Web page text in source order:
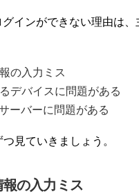
グインができない理由は
の入力ミス
デバイスに問題がある
ーバーに問題がある
見ていきましょう。
の入力ミス